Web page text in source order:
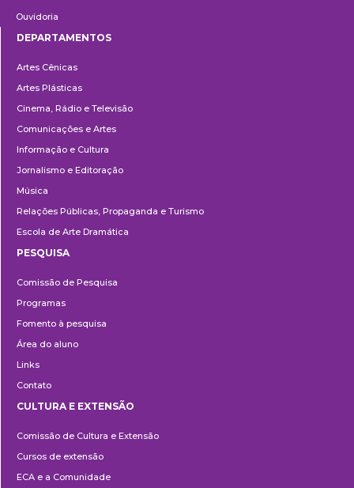
Ouvidoria
DEPARTAMENTOS
Artes Cênicas
Artes Plásticas
Cinema, Rádio e Televisão
Comunicações e Artes
Informação e Cultura
Jornalismo e Editoração
Música
Relações Públicas, Propaganda e Turismo
Escola de Arte Dramática
PESQUISA
Comissão de Pesquisa
Programas
Fomento à pesquisa
Área do aluno
Links
Contato
e
Extensão
CULTURA E EXTENSÃO
Comissão de Cultura e Extensão
Cursos de extensão
ECA e a Comunidade